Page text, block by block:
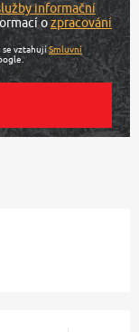
informační
ozpracování
se vztahujíSmluvní